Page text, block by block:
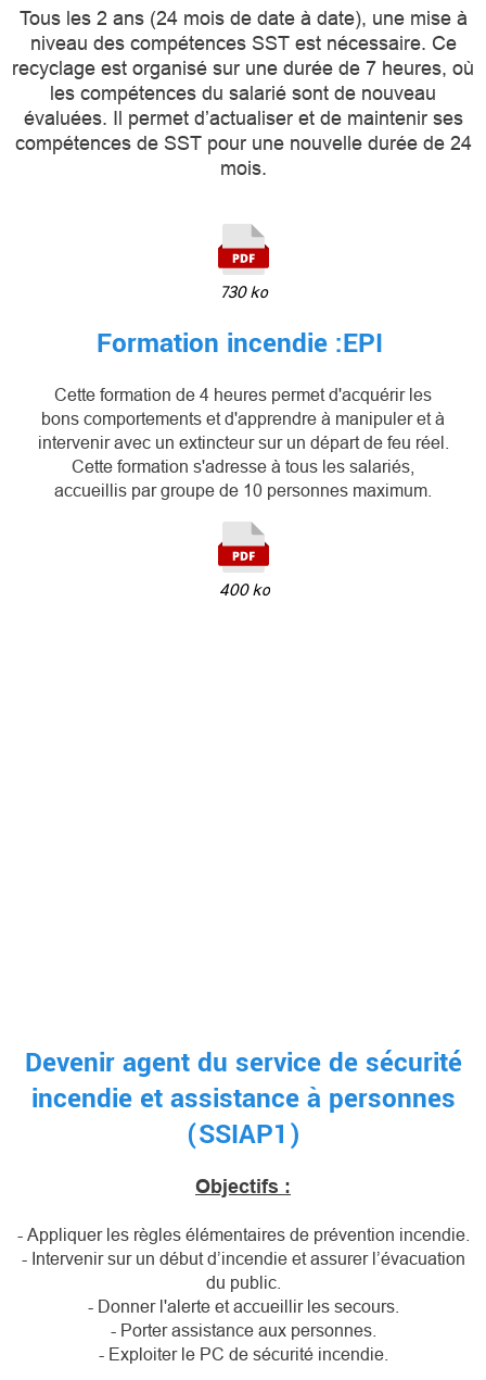
Tous les 2 ans (24 mois de date à date), une mise à
niveau des compétences SST est nécessaire. Ce
recyclage est organisé sur une durée de 7 heures, où
les compétences du salarié sont de nouveau
évaluées. Il permet d’actualiser et de maintenir ses
compétences de SST pour une nouvelle durée de 24
mois.
730 ko
Formation incendie :EPI
Cette formation de 4 heures permet d'acquérir les
bons comportements et d'apprendre à manipuler et à
intervenir avec un extincteur sur un départ de feu réel.
Cette formation s'adresse à tous les salariés,
accueillis par groupe de 10 personnes maximum.
400 ko
Devenir agent du service de sécurité
incendie et assistance à personnes
(SSIAP1)
Objectifs :
- Appliquer les règles élémentaires de prévention incendie.
- Intervenir sur un début d’incendie et assurer l’évacuation
du public.
- Donner l'alerte et accueillir les secours.
- Porter assistance aux personnes.
- Exploiter le PC de sécurité incendie.